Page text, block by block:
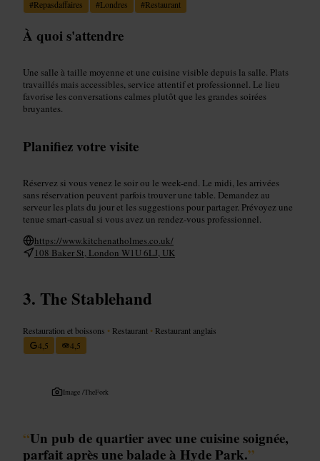
#Repasdaffaires #Londres #Restaurant
À quoi s'attendre
Une salle à taille moyenne et une cuisine visible depuis la salle. Plats
travaillés mais accessibles, service attentif et professionnel. Le lieu
favorise les conversations calmes plutôt que les grandes soirées
bruyantes.
Planifiez votre visite
Réservez si vous venez le soir ou le week-end. Le midi, les arrivées
sans réservation peuvent parfois trouver une table. Demandez au
serveur les plats du jour et les suggestions pour partager. Prévoyez une
tenue smart-casual si vous avez un rendez-vous professionnel.
https://www.kitchenatholmes.co.uk/
108 Baker St, London W1U 6LJ, UK
The Stablehand
Restauration et boissons • Restaurant • Restaurant anglais
4,5
4,5
Image /TheFork
“Un pub de quartier avec une cuisine soignée,
parfait après une balade à Hyde Park.”